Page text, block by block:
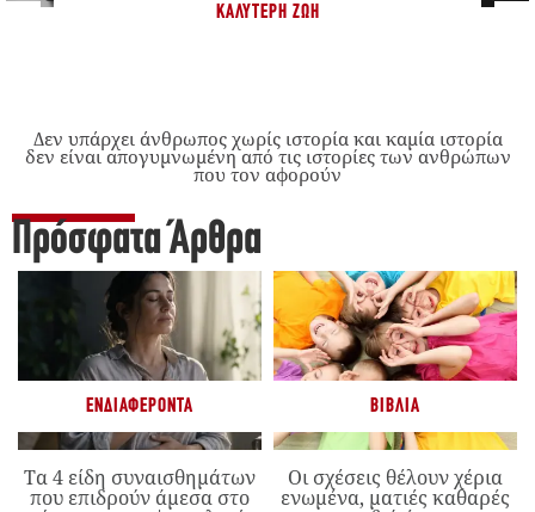
ΚΑΛΎΤΕΡΗ ΖΩΉ
Δεν υπάρχει άνθρωπος χωρίς ιστορία και καμία ιστορία
δεν είναι απογυμνωμένη από τις ιστορίες των ανθρώπων
που τον αφορούν
Πρόσφατα Άρθρα
ΕΝΔΙΑΦΈΡΟΝΤΑ
Τα 4 είδη συναισθημάτων
που επιδρούν άμεσα στο
ΒΙΒΛΊΑ
Οι σχέσεις θέλουν χέρια
ενωμένα, ματιές καθαρές